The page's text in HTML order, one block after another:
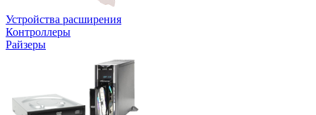
Устройства расширения
Контроллеры
Райзеры